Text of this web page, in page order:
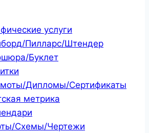
услуги
Пилларс/Штендер
Буклет
Дипломы/Сертификаты
метрика
Схемы/Чертежи